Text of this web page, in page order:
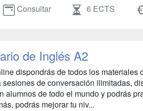
Consultar 6 ECTS
de Inglés A2
dispondrás de todos los
de conversación ilimitadas,
alumnos de todo el mundo y podrás
podrás mejorar tu niv...